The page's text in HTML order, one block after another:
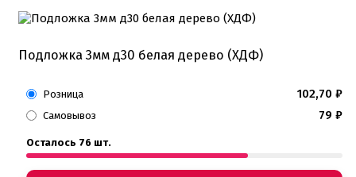
Подложка 3мм д30 белая дерево (ХДФ)
Розница 102,70 ₽
Самовывоз 79 ₽
Осталось 76 шт.